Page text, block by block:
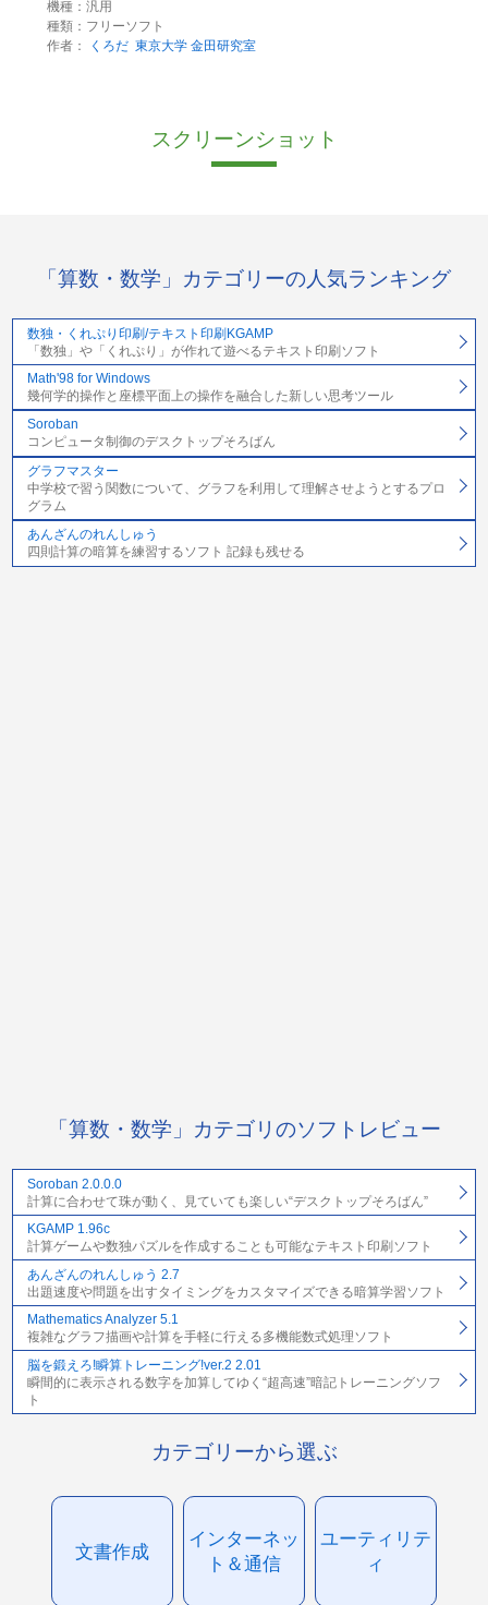
機種：汎用
種類：フリーソフト
作者：
くろだ 東京大学 金田研究室
スクリーンショット
「算数・数学」カテゴリーの人気ランキング
数独・くれぷり印刷/テキスト印刷KGAMP
「数独」や「くれぷり」が作れて遊べるテキスト印刷ソフト
Math'98 for Windows
幾何学的操作と座標平面上の操作を融合した新しい思考ツール
Soroban
コンピュータ制御のデスクトップそろばん
グラフマスター
中学校で習う関数について、グラフを利用して理解させようとするプロ
グラム
あんざんのれんしゅう
四則計算の暗算を練習するソフト 記録も残せる
「算数・数学」カテゴリのソフトレビュー
Soroban 2.0.0.0
計算に合わせて珠が動く、見ていても楽しい“デスクトップそろばん”
KGAMP 1.96c
計算ゲームや数独パズルを作成することも可能なテキスト印刷ソフト
あんざんのれんしゅう 2.7
出題速度や問題を出すタイミングをカスタマイズできる暗算学習ソフト
Mathematics Analyzer 5.1
複雑なグラフ描画や計算を手軽に行える多機能数式処理ソフト
脳を鍛えろ!瞬算トレーニング!ver.2 2.01
瞬間的に表示される数字を加算してゆく“超高速”暗記トレーニングソフ
ト
カテゴリーから選ぶ
文書作成
インターネッ
ト＆通信
ユーティリテ
ィ